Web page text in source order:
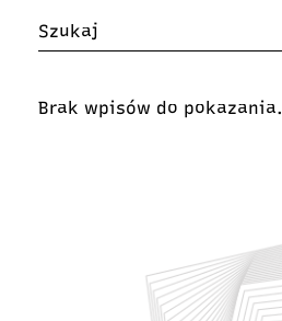
Brak wpisów do pokazania.